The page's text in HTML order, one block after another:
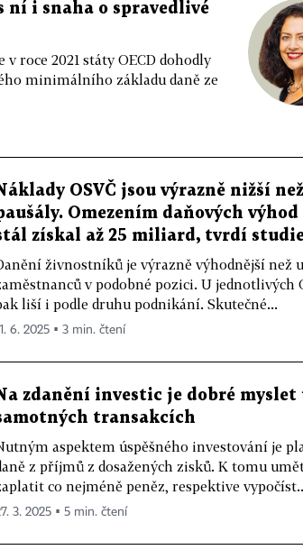
ní i snaha o spravedlivé
roce 2021 státy OECD dohodly
minimálního základu daně ze
OSVČ jsou výrazně nižší než
Omezením daňových výhod
získal až 25 miliard, tvrdí
živnostníků je výrazně výhodnější než
v podobné pozici. U jednotlivých
liší i podle druhu podnikání. Skutečné...
6. 2025 ▪ 3 min. čtení
zdanění investic je dobré myslet
transakcích
aspektem úspěšného investování je
z příjmů z dosažených zisků. K tomu
co nejméně peněz, respektive
3. 2025 ▪ 5 min. čtení